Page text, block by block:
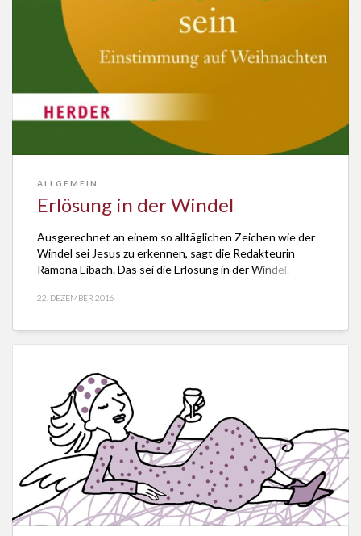
ALLGEMEIN
Erlösung in der Windel
Ausgerechnet an einem so alltäglichen Zeichen wie der
Windel sei Jesus zu erkennen, sagt die Redakteurin
Ramona Eibach. Das sei die Erlösung in der Windel.
22. DEZEMBER 2016